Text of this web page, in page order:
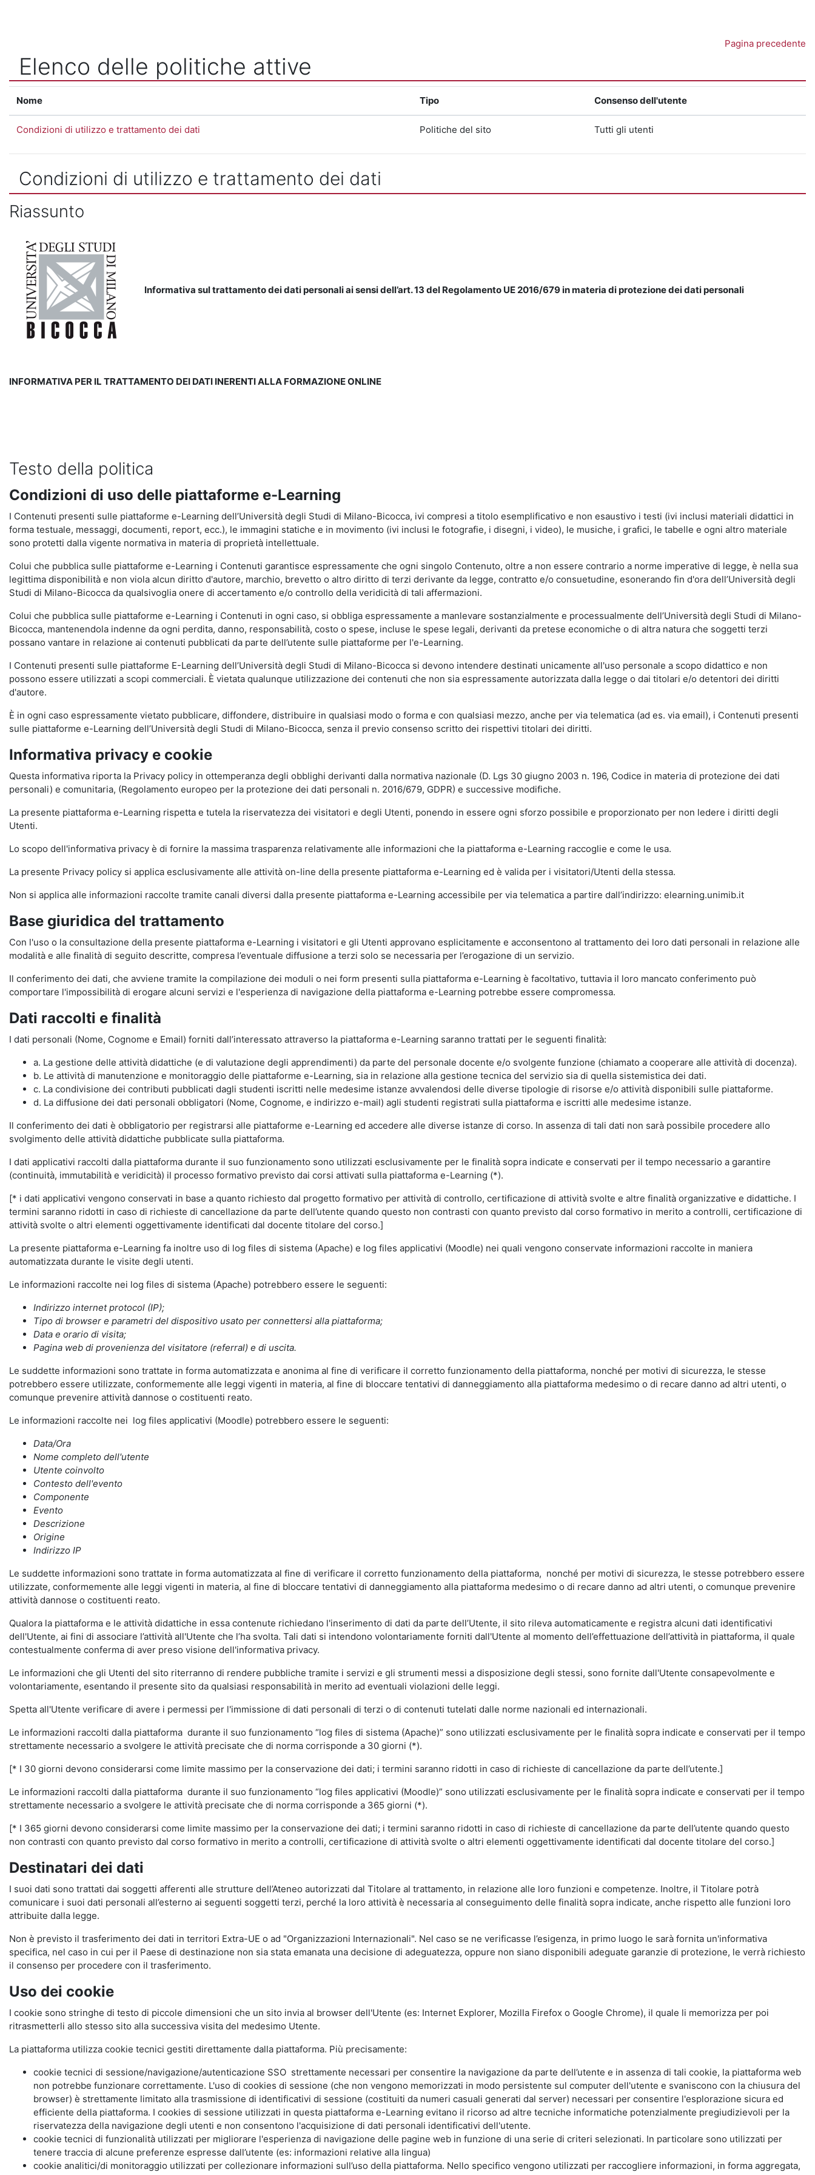
Pagina precedente
Elenco delle politiche attive
Nome Tipo Consenso dell'utente
Condizioni di utilizzo e trattamento dei dati Politiche del sito Tutti gli utenti
Condizioni di utilizzo e trattamento dei dati
Riassunto
Informativa sul trattamento dei dati personali ai sensi dell’art. 13 del Regolamento UE 2016/679 in materia di protezione dei dati personali
INFORMATIVA PER IL TRATTAMENTO DEI DATI INERENTI ALLA FORMAZIONE ONLINE
Testo della politica
Condizioni di uso delle piattaforme e-Learning
I Contenuti presenti sulle piattaforme e-Learning dell’Università degli Studi di Milano-Bicocca, ivi compresi a titolo esemplificativo e non esaustivo i testi (ivi inclusi materiali didattici in
forma testuale, messaggi, documenti, report, ecc.), le immagini statiche e in movimento (ivi inclusi le fotografie, i disegni, i video), le musiche, i grafici, le tabelle e ogni altro materiale
sono protetti dalla vigente normativa in materia di proprietà intellettuale.
Colui che pubblica sulle piattaforme e-Learning i Contenuti garantisce espressamente che ogni singolo Contenuto, oltre a non essere contrario a norme imperative di legge, è nella sua
legittima disponibilità e non viola alcun diritto d'autore, marchio, brevetto o altro diritto di terzi derivante da legge, contratto e/o consuetudine, esonerando fin d'ora dell’Università degli
Studi di Milano-Bicocca da qualsivoglia onere di accertamento e/o controllo della veridicità di tali affermazioni.
Colui che pubblica sulle piattaforme e-Learning i Contenuti in ogni caso, si obbliga espressamente a manlevare sostanzialmente e processualmente dell’Università degli Studi di Milano-
Bicocca, mantenendola indenne da ogni perdita, danno, responsabilità, costo o spese, incluse le spese legali, derivanti da pretese economiche o di altra natura che soggetti terzi
possano vantare in relazione ai contenuti pubblicati da parte dell’utente sulle piattaforme per l'e-Learning.
I Contenuti presenti sulle piattaforme E-Learning dell’Università degli Studi di Milano-Bicocca si devono intendere destinati unicamente all'uso personale a scopo didattico e non
possono essere utilizzati a scopi commerciali. È vietata qualunque utilizzazione dei contenuti che non sia espressamente autorizzata dalla legge o dai titolari e/o detentori dei diritti
d'autore.
È in ogni caso espressamente vietato pubblicare, diffondere, distribuire in qualsiasi modo o forma e con qualsiasi mezzo, anche per via telematica (ad es. via email), i Contenuti presenti
sulle piattaforme e-Learning dell’Università degli Studi di Milano-Bicocca, senza il previo consenso scritto dei rispettivi titolari dei diritti.
Informativa privacy e cookie
Questa informativa riporta la Privacy policy in ottemperanza degli obblighi derivanti dalla normativa nazionale (D. Lgs 30 giugno 2003 n. 196, Codice in materia di protezione dei dati
personali) e comunitaria, (Regolamento europeo per la protezione dei dati personali n. 2016/679, GDPR) e successive modifiche.
La presente piattaforma e-Learning rispetta e tutela la riservatezza dei visitatori e degli Utenti, ponendo in essere ogni sforzo possibile e proporzionato per non ledere i diritti degli
Utenti.
Lo scopo dell'informativa privacy è di fornire la massima trasparenza relativamente alle informazioni che la piattaforma e-Learning raccoglie e come le usa.
La presente Privacy policy si applica esclusivamente alle attività on-line della presente piattaforma e-Learning ed è valida per i visitatori/Utenti della stessa.
Non si applica alle informazioni raccolte tramite canali diversi dalla presente piattaforma e-Learning accessibile per via telematica a partire dall’indirizzo: elearning.unimib.it
Base giuridica del trattamento
Con l'uso o la consultazione della presente piattaforma e-Learning i visitatori e gli Utenti approvano esplicitamente e acconsentono al trattamento dei loro dati personali in relazione alle
modalità e alle finalità di seguito descritte, compresa l’eventuale diffusione a terzi solo se necessaria per l’erogazione di un servizio.
Il conferimento dei dati, che avviene tramite la compilazione dei moduli o nei form presenti sulla piattaforma e-Learning è facoltativo, tuttavia il loro mancato conferimento può
comportare l'impossibilità di erogare alcuni servizi e l'esperienza di navigazione della piattaforma e-Learning potrebbe essere compromessa.
Dati raccolti e finalità
I dati personali (Nome, Cognome e Email) forniti dall’interessato attraverso la piattaforma e-Learning saranno trattati per le seguenti finalità:
a. La gestione delle attività didattiche (e di valutazione degli apprendimenti) da parte del personale docente e/o svolgente funzione (chiamato a cooperare alle attività di docenza).
b. Le attività di manutenzione e monitoraggio delle piattaforme e-Learning, sia in relazione alla gestione tecnica del servizio sia di quella sistemistica dei dati.
c. La condivisione dei contributi pubblicati dagli studenti iscritti nelle medesime istanze avvalendosi delle diverse tipologie di risorse e/o attività disponibili sulle piattaforme.
d. La diffusione dei dati personali obbligatori (Nome, Cognome, e indirizzo e-mail) agli studenti registrati sulla piattaforma e iscritti alle medesime istanze.
Il conferimento dei dati è obbligatorio per registrarsi alle piattaforme e-Learning ed accedere alle diverse istanze di corso. In assenza di tali dati non sarà possibile procedere allo
svolgimento delle attività didattiche pubblicate sulla piattaforma.
I dati applicativi raccolti dalla piattaforma durante il suo funzionamento sono utilizzati esclusivamente per le finalità sopra indicate e conservati per il tempo necessario a garantire
(continuità, immutabilità e veridicità) il processo formativo previsto dai corsi attivati sulla piattaforma e-Learning (*).
[* i dati applicativi vengono conservati in base a quanto richiesto dal progetto formativo per attività di controllo, certificazione di attività svolte e altre finalità organizzative e didattiche. I
termini saranno ridotti in caso di richieste di cancellazione da parte dell’utente quando questo non contrasti con quanto previsto dal corso formativo in merito a controlli, certificazione di
attività svolte o altri elementi oggettivamente identificati dal docente titolare del corso.]
La presente piattaforma e-Learning fa inoltre uso di log files di sistema (Apache) e log files applicativi (Moodle) nei quali vengono conservate informazioni raccolte in maniera
automatizzata durante le visite degli utenti.
Le informazioni raccolte nei log files di sistema (Apache) potrebbero essere le seguenti:
Indirizzo internet protocol (IP);
Tipo di browser e parametri del dispositivo usato per connettersi alla piattaforma;
Data e orario di visita;
Pagina web di provenienza del visitatore (referral) e di uscita.
Le suddette informazioni sono trattate in forma automatizzata e anonima al fine di verificare il corretto funzionamento della piattaforma, nonché per motivi di sicurezza, le stesse
potrebbero essere utilizzate, conformemente alle leggi vigenti in materia, al fine di bloccare tentativi di danneggiamento alla piattaforma medesimo o di recare danno ad altri utenti, o
comunque prevenire attività dannose o costituenti reato.
Le informazioni raccolte nei log files applicativi (Moodle) potrebbero essere le seguenti:
Data/Ora
Nome completo dell'utente
Utente coinvolto
Contesto dell'evento
Componente
Evento
Descrizione
Origine
Indirizzo IP
Le suddette informazioni sono trattate in forma automatizzata al fine di verificare il corretto funzionamento della piattaforma, nonché per motivi di sicurezza, le stesse potrebbero essere
utilizzate, conformemente alle leggi vigenti in materia, al fine di bloccare tentativi di danneggiamento alla piattaforma medesimo o di recare danno ad altri utenti, o comunque prevenire
attività dannose o costituenti reato.
Qualora la piattaforma e le attività didattiche in essa contenute richiedano l'inserimento di dati da parte dell’Utente, il sito rileva automaticamente e registra alcuni dati identificativi
dell'Utente, ai fini di associare l’attività all'Utente che l’ha svolta. Tali dati si intendono volontariamente forniti dall'Utente al momento dell’effettuazione dell’attività in piattaforma, il quale
contestualmente conferma di aver preso visione dell'informativa privacy.
Le informazioni che gli Utenti del sito riterranno di rendere pubbliche tramite i servizi e gli strumenti messi a disposizione degli stessi, sono fornite dall'Utente consapevolmente e
volontariamente, esentando il presente sito da qualsiasi responsabilità in merito ad eventuali violazioni delle leggi.
Spetta all'Utente verificare di avere i permessi per l'immissione di dati personali di terzi o di contenuti tutelati dalle norme nazionali ed internazionali.
Le informazioni raccolti dalla piattaforma durante il suo funzionamento “log files di sistema (Apache)” sono utilizzati esclusivamente per le finalità sopra indicate e conservati per il tempo
strettamente necessario a svolgere le attività precisate che di norma corrisponde a 30 giorni (*).
[* I 30 giorni devono considerarsi come limite massimo per la conservazione dei dati; i termini saranno ridotti in caso di richieste di cancellazione da parte dell’utente.]
Le informazioni raccolti dalla piattaforma durante il suo funzionamento “log files applicativi (Moodle)” sono utilizzati esclusivamente per le finalità sopra indicate e conservati per il tempo
strettamente necessario a svolgere le attività precisate che di norma corrisponde a 365 giorni (*).
[* I 365 giorni devono considerarsi come limite massimo per la conservazione dei dati; i termini saranno ridotti in caso di richieste di cancellazione da parte dell’utente quando questo
non contrasti con quanto previsto dal corso formativo in merito a controlli, certificazione di attività svolte o altri elementi oggettivamente identificati dal docente titolare del corso.]
Destinatari dei dati
I suoi dati sono trattati dai soggetti afferenti alle strutture dell’Ateneo autorizzati dal Titolare al trattamento, in relazione alle loro funzioni e competenze. Inoltre, il Titolare potrà
comunicare i suoi dati personali all’esterno ai seguenti soggetti terzi, perché la loro attività è necessaria al conseguimento delle finalità sopra indicate, anche rispetto alle funzioni loro
attribuite dalla legge.
Non è previsto il trasferimento dei dati in territori Extra-UE o ad "Organizzazioni Internazionali". Nel caso se ne verificasse l’esigenza, in primo luogo le sarà fornita un'informativa
specifica, nel caso in cui per il Paese di destinazione non sia stata emanata una decisione di adeguatezza, oppure non siano disponibili adeguate garanzie di protezione, le verrà richiesto
il consenso per procedere con il trasferimento.
Uso dei cookie
I cookie sono stringhe di testo di piccole dimensioni che un sito invia al browser dell'Utente (es: Internet Explorer, Mozilla Firefox o Google Chrome), il quale li memorizza per poi
ritrasmetterli allo stesso sito alla successiva visita del medesimo Utente.
La piattaforma utilizza cookie tecnici gestiti direttamente dalla piattaforma. Più precisamente:
cookie tecnici di sessione/navigazione/autenticazione SSO strettamente necessari per consentire la navigazione da parte dell’utente e in assenza di tali cookie, la piattaforma web
non potrebbe funzionare correttamente. L'uso di cookies di sessione (che non vengono memorizzati in modo persistente sul computer dell'utente e svaniscono con la chiusura del
browser) è strettamente limitato alla trasmissione di identificativi di sessione (costituiti da numeri casuali generati dal server) necessari per consentire l'esplorazione sicura ed
efficiente della piattaforma. I cookies di sessione utilizzati in questa piattaforma e-Learning evitano il ricorso ad altre tecniche informatiche potenzialmente pregiudizievoli per la
riservatezza della navigazione degli utenti e non consentono l'acquisizione di dati personali identificativi dell'utente.
cookie tecnici di funzionalità utilizzati per migliorare l'esperienza di navigazione delle pagine web in funzione di una serie di criteri selezionati. In particolare sono utilizzati per
tenere traccia di alcune preferenze espresse dall’utente (es: informazioni relative alla lingua)
cookie analitici/di monitoraggio utilizzati per collezionare informazioni sull’uso della piattaforma. Nello specifico vengono utilizzati per raccogliere informazioni, in forma aggregata,